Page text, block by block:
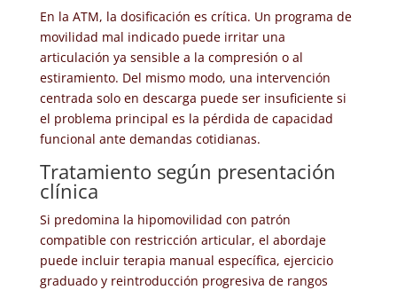
En la ATM, la dosificación es crítica. Un programa de
movilidad mal indicado puede irritar una
articulación ya sensible a la compresión o al
estiramiento. Del mismo modo, una intervención
centrada solo en descarga puede ser insuficiente si
el problema principal es la pérdida de capacidad
funcional ante demandas cotidianas.
Tratamiento según presentación
clínica
Si predomina la hipomovilidad con patrón
compatible con restricción articular, el abordaje
puede incluir terapia manual específica, ejercicio
graduado y reintroducción progresiva de rangos